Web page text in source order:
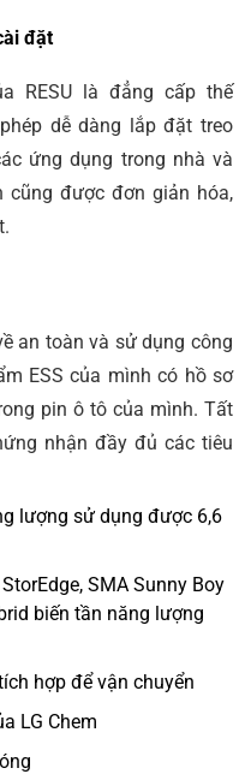
đặt
RESU là đẳng cấp thế
dễ dàng lắp đặt treo
ứng dụng trong nhà và
cũng được đơn giản hóa,
an toàn và sử dụng công
ESS của mình có hồ sơ
pin ô tô của mình. Tất
nhận đầy đủ các tiêu
lượng sử dụng được 6,6
SMA Sunny Boy
biến tần năng lượng
hợp để vận chuyển
LG Chem